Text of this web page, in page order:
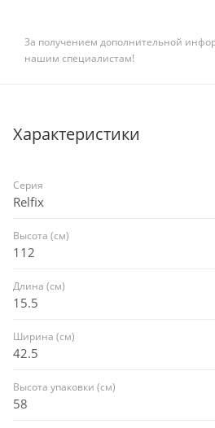
За получением дополнительной
нашим специалистам!
Характеристики
Серия
Relfix
Высота (см)
112
Длина (см)
15.5
Ширина (см)
42.5
Высота упаковки (см)
58